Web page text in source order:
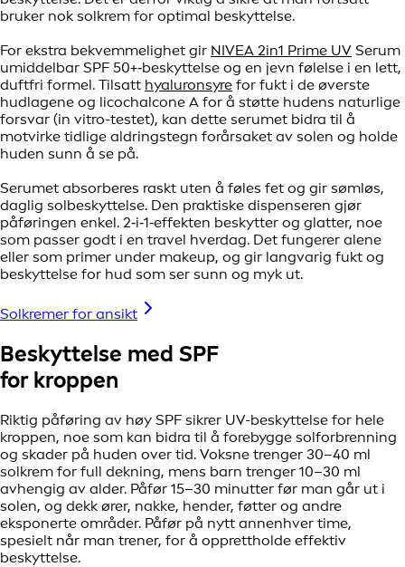
bruker nok solkrem for optimal beskyttelse.
For ekstra bekvemmelighet gir NIVEA 2in1 Prime UV Serum
umiddelbar SPF 50+‑beskyttelse og en jevn følelse i en lett,
duftfri formel. Tilsatt hyaluronsyre for fukt i de øverste
hudlagene og licochalcone A for å støtte hudens naturlige
forsvar (in vitro-testet), kan dette serumet bidra til å
motvirke tidlige aldringstegn forårsaket av solen og holde
huden sunn å se på.
Serumet absorberes raskt uten å føles fet og gir sømløs,
daglig solbeskyttelse. Den praktiske dispenseren gjør
påføringen enkel. 2‑i‑1‑effekten beskytter og glatter, noe
som passer godt i en travel hverdag. Det fungerer alene
eller som primer under makeup, og gir langvarig fukt og
beskyttelse for hud som ser sunn og myk ut.
Solkremer for ansikt
Beskyttelse med SPF
for kroppen
Riktig påføring av høy SPF sikrer UV-beskyttelse for hele
kroppen, noe som kan bidra til å forebygge solforbrenning
og skader på huden over tid. Voksne trenger 30–40 ml
solkrem for full dekning, mens barn trenger 10–30 ml
avhengig av alder. Påfør 15–30 minutter før man går ut i
solen, og dekk ører, nakke, hender, føtter og andre
eksponerte områder. Påfør på nytt annenhver time,
spesielt når man trener, for å opprettholde effektiv
beskyttelse.